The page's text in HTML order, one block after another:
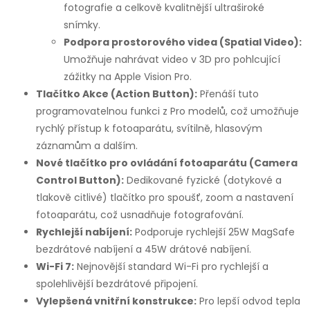
fotografie a celkově kvalitnější ultraširoké
snímky.
Podpora prostorového videa (Spatial Video):
Umožňuje nahrávat video v 3D pro pohlcující
zážitky na Apple Vision Pro.
Tlačítko Akce (Action Button): Přenáší tuto
programovatelnou funkci z Pro modelů, což umožňuje
rychlý přístup k fotoaparátu, svítilně, hlasovým
záznamům a dalším.
Nové tlačítko pro ovládání fotoaparátu (Camera
Control Button): Dedikované fyzické (dotykové a
tlakově citlivé) tlačítko pro spoušť, zoom a nastavení
fotoaparátu, což usnadňuje fotografování.
Rychlejší nabíjení: Podporuje rychlejší 25W MagSafe
bezdrátové nabíjení a 45W drátové nabíjení.
Wi-Fi 7: Nejnovější standard Wi-Fi pro rychlejší a
spolehlivější bezdrátové připojení.
Vylepšená vnitřní konstrukce: Pro lepší odvod tepla